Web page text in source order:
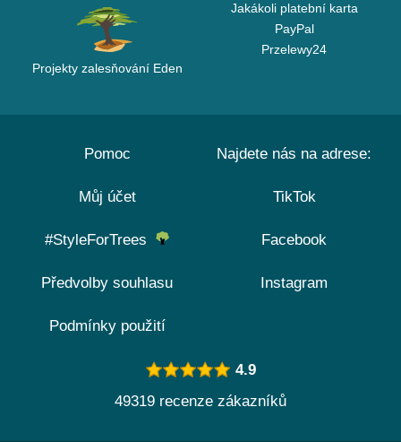
Projekty zalesňování Eden
Jakákoli platební karta
PayPal
Przelewy24
Pomoc
Můj účet
#StyleForTrees
Předvolby souhlasu
Podmínky použití
Najdete nás na adrese:
TikTok
Facebook
Instagram
4.9
49319 recenze zákazníků